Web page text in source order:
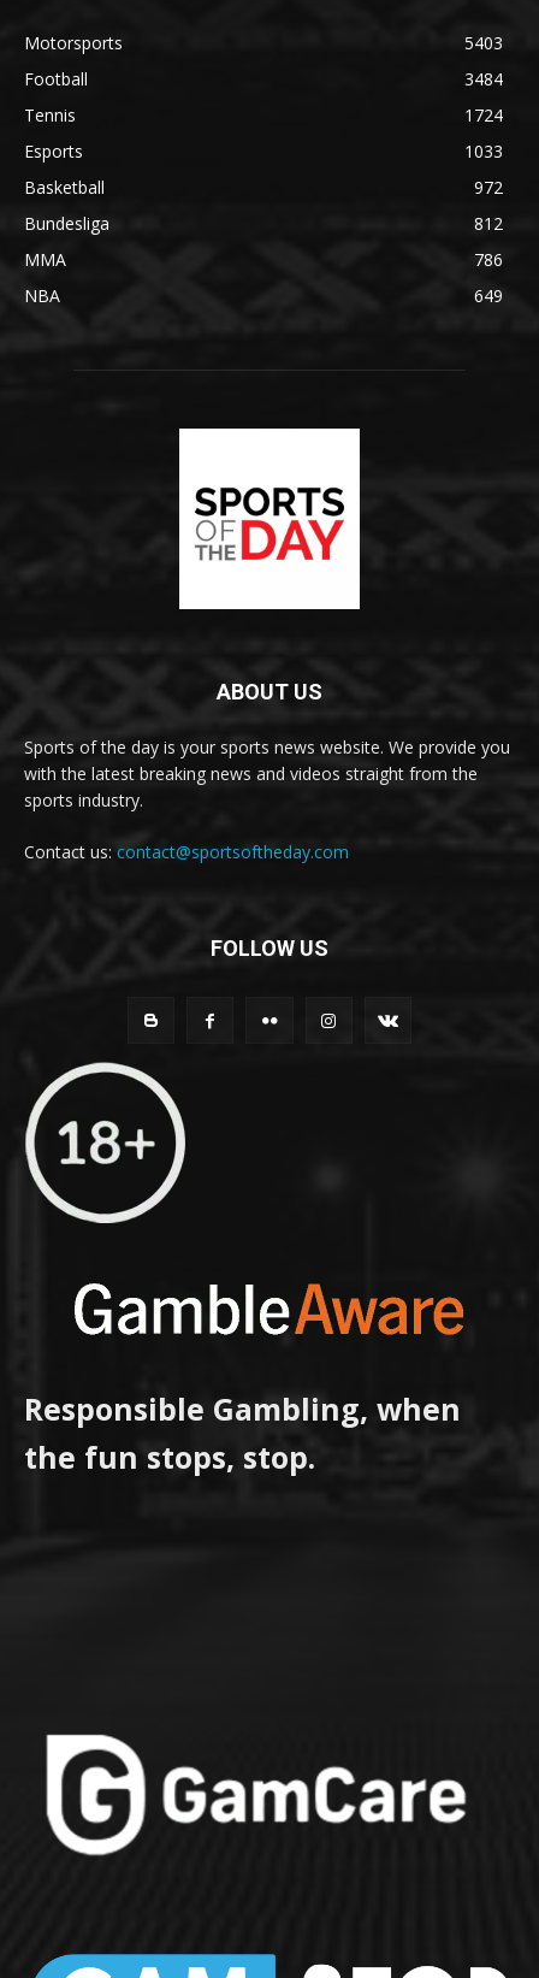
Motorsports
5403
Football
3484
Tennis
1724
Esports
1033
Basketball
972
Bundesliga
812
MMA
786
NBA
649
ABOUT US
Sports of the day is your sports news website. We provide you
with the latest breaking news and videos straight from the
sports industry.
Contact us: contact@sportsoftheday.com
FOLLOW US
Responsible Gambling, when
the fun stops, stop.